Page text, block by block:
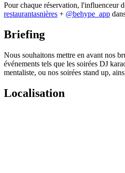
Pour chaque réservation, l'influenceur
restaurantasnières + @behype_app
Briefing
Nous souhaitons mettre en avant nos
événements tels que les soirées DJ
mentaliste, ou nos soirées stand up,
Localisation